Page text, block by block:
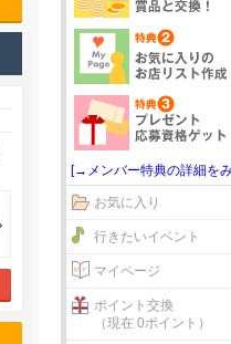
[→メンバー特典の詳細を
お気に入り
行きたいイベント
マイページ
ポイント交換
（現在 0ポイント）